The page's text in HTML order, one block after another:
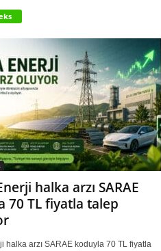
halka arzı SARAE
70 TL fiyatla talep
halka arzı SARAE koduyla 70 TL fiyatla